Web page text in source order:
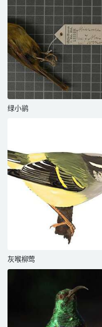
绿小鹟
灰喉柳莺